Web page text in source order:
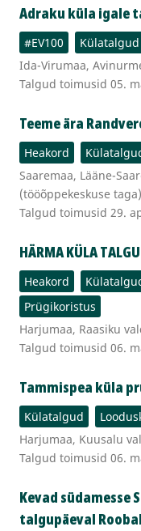
Adraku küla igale
#EV100
Külatalgud
Ida-Virumaa,
Talgud toimusid 05.
Teeme ära
Heakord
Saaremaa, Lääne-
(tööõppekeskuse taga)
Talgud toimusid 29.
HÄRMA KÜLA
Heakord
Prügikoristus
Harjumaa, Raasiku
Talgud toimusid 06.
Tammispea küla
Külatalgud
Harjumaa, Kuusalu
Talgud toimusid 06.
Kevad südamesse
talgupäeval